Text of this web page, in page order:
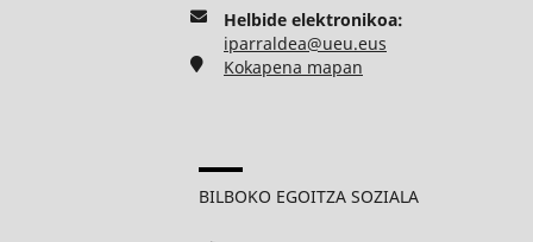
Helbide elektronikoa:
iparraldea@ueu.eus
Kokapena mapan
BILBOKO EGOITZA SOZIALA